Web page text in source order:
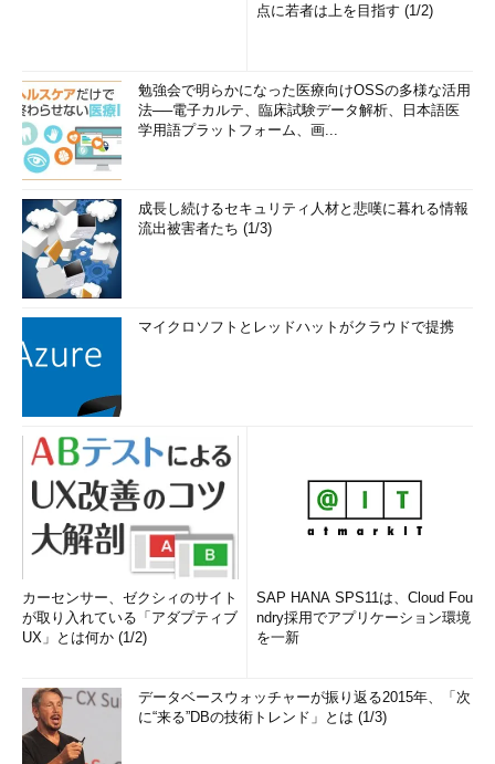
点に若者は上を目指す (1/2)
勉強会で明らかになった医療向けOSSの多様な活用
法──電子カルテ、臨床試験データ解析、日本語医
学用語プラットフォーム、画...
成長し続けるセキュリティ人材と悲嘆に暮れる情報
流出被害者たち (1/3)
マイクロソフトとレッドハットがクラウドで提携
カーセンサー、ゼクシィのサイト
が取り入れている「アダプティブ
UX」とは何か (1/2)
SAP HANA SPS11は、Cloud Fou
ndry採用でアプリケーション環境
を一新
データベースウォッチャーが振り返る2015年、「次
に“来る”DBの技術トレンド」とは (1/3)